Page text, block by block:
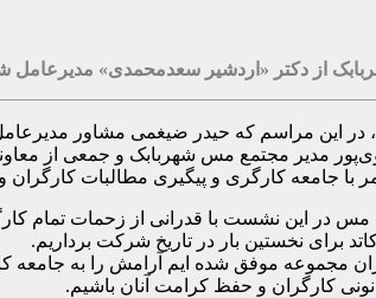
از دکتر «اردشیر سعدمحمدی» مدیرعامل
در این مراسم که حیدر ضیغمی مشاور
مدیر مجتمع مس شهربابک و جمعی از
جامعه کارگری و پیگیری مطالبات کارگران
در این نشست با قدرانی از زحمات تمام
مجموعه موفق شده ایم آرامش را به
کارگران و حفظ کرامت آنان باشیم.